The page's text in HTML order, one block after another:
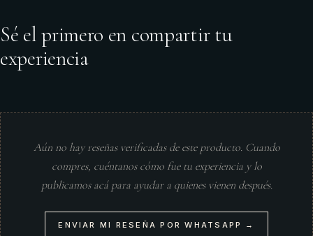
Sé el primero en compartir tu
experiencia
Aún no hay reseñas verificadas de este producto. Cuando
compres, cuéntanos cómo fue tu experiencia y lo
publicamos acá para ayudar a quienes vienen después.
ENVIAR MI RESEÑA POR WHATSAPP →